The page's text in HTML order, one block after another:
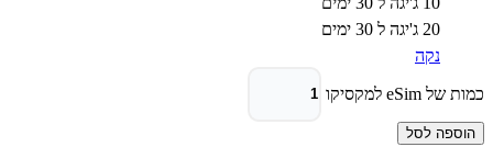
20 ג'יגה ל 30 ימים
נקה
כמות של eSim למקסיקו
הוספה לסל